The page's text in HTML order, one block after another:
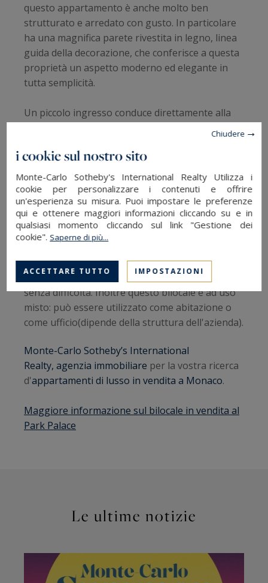
questo appartamento è anche molto ben
strutturato e arredato con gusto. In particolare
ha una magnifica parete rivestita in legno, linea
guida della decorazione, che conferisce a questa
proprietà un aspetto moderno ed elegante in
tutta semplicità.
Un piccolo ingresso conduce direttamente alla
in toni scuri molto contemporanei. La visita
prosegue nel soggiorno che ospita anche una
zona pranzo. Troverai quindi un bagno con
doccia e una camera da letto con una loggia.
Grazie alla sua posizione e ai suoi numerosi
investimento ideale. Riuscirà a fare un punto
d'appoggio perfetto e troverà anche un inquilino
senza difficoltà. Inoltre questo bilocale è ad uso
misto: può essere utilizzato come abitazione o
come ufficio(dipende della struttura dell'azienda).
Monte-Carlo Sotheby’s International
Realty, agenzia immobiliare per la vostra ricerca
d'appartamenti di lusso in vendita a Monaco.
Maggiore informazione sul bilocale in vendita al
Park Palace
Le ultime notizie
i cookie sul nostro sito
Monte-Carlo Sotheby's International Realty Utilizza i
cookie per personalizzare i contenuti e offrire
un'esperienza su misura. Puoi impostare le preferenze
qui e ottenere maggiori informazioni cliccando su e in
qualsiasi momento cliccando sul link "Gestione dei
cookie". Saperne di più...
ACCETTARE TUTTO IMPOSTAZIONI
Chiudere